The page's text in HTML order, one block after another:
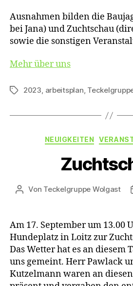
Ausnahmen bilden die
bei Jana) und Zuchtschau
sowie die sonstigen
Mehr über uns
Schlagwörter
2023, arbeitsplan,
NEUIGKEITEN
Beitragsautor
Von Teckelgruppe Wolgast
Am 17. September um 13.00
Hundeplatz in Loitz zur
Das Wetter hat es an diesem
uns gemeint. Herr Pawlack
Kutzelmann waren an